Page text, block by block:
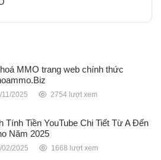
MMO trang web chính thức
11/2025 2754 lượt xem
Tính Tiền YouTube Chi Tiết Từ A Đến
Năm 2025
02/2025 1668 lượt xem